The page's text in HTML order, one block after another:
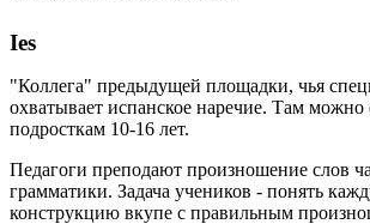
Ies
"Коллега" предыдущей площадки, чья
охватывает испанское наречие. Там можно
подросткам 10-16 лет.
Педагоги преподают произношение слов
грамматики. Задача учеников - понять
конструкцию вкупе с правильным